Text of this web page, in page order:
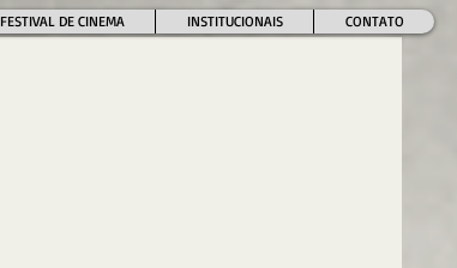
FESTIVAL DE CINEMA INSTITUCIONAIS CONTATO